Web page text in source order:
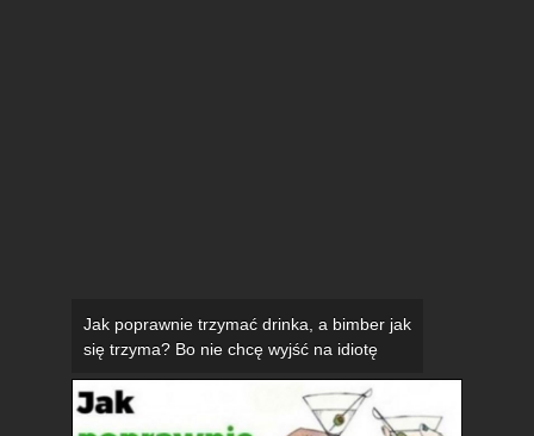
Jak poprawnie trzymać drinka, a bimber jak
się trzyma? Bo nie chcę wyjść na idiotę